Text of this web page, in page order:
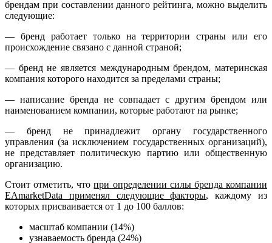
брендам при составлении данного рейтинга, можно выделить
следующие:
— бренд работает только на территории страны или его
происхождение связано с данной страной;
— бренд не является международным брендом, материнская
компания которого находится за пределами страны;
— написание бренда не совпадает с другим брендом или
наименованием компании, которые работают на рынке;
— бренд не принадлежит органу государственного
управления (за исключением государственных организаций),
не представляет политическую партию или общественную
организацию.
Стоит отметить, чтопри определении силы бренда компании
EAmarketData применял следующие факторы, каждому из
которых присваивается от 1 до 100 баллов:
масштаб компании (14%)
узнаваемость бренда (24%)